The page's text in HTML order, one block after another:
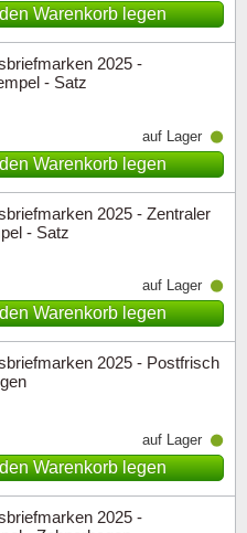
Warenkorb legen
2025 -
- Satz
auf Lager
Warenkorb legen
2025 - Zentraler
- Satz
auf Lager
Warenkorb legen
2025 - Postfrisch
auf Lager
Warenkorb legen
2025 -